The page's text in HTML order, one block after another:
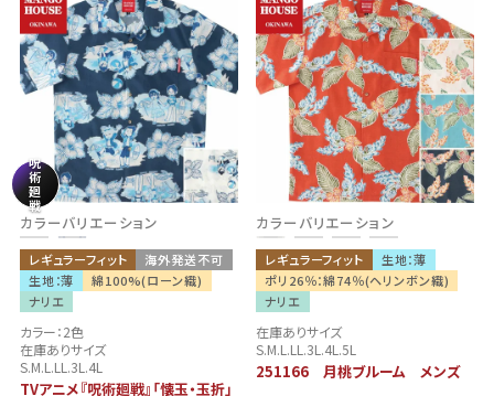
カラーバリエーション
レギュラーフィット
海外発送不可
生地：薄
綿100%(ローン織)
ナリエ
呪
術
廻
戦
カラー：2色
在庫ありサイズ
S.M.L.LL.3L.4L
TVアニメ『呪術廻戦』「懐玉・玉折」
カラーバリエーション
レギュラーフィット
生地：薄
ポリ26％：綿74％(ヘリンボン織)
ナリエ
在庫ありサイズ
S.M.L.LL.3L.4L.5L
251166 月桃ブルーム メンズ